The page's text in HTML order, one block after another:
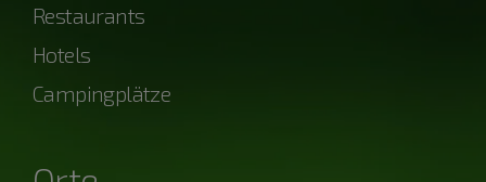
Restaurants
Hotels
Campingplätze